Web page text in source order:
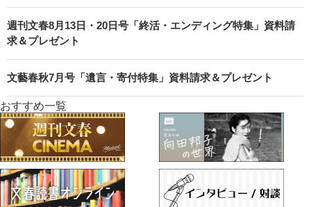
週刊文春8月13日・20日号「終活・エンディング特集」資料請
求＆プレゼント
文藝春秋7月号「遺言・寄付特集」資料請求＆プレゼント
おすすめ一覧